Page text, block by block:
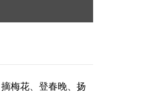
梅花、登春晚、扬